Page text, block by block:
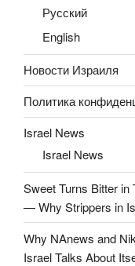
Русский
English
Новости Израиля
Политика
Israel News
Israel News
Sweet Turns Bitter
— Why Strippers in
Why NAnews and
Israel Talks About